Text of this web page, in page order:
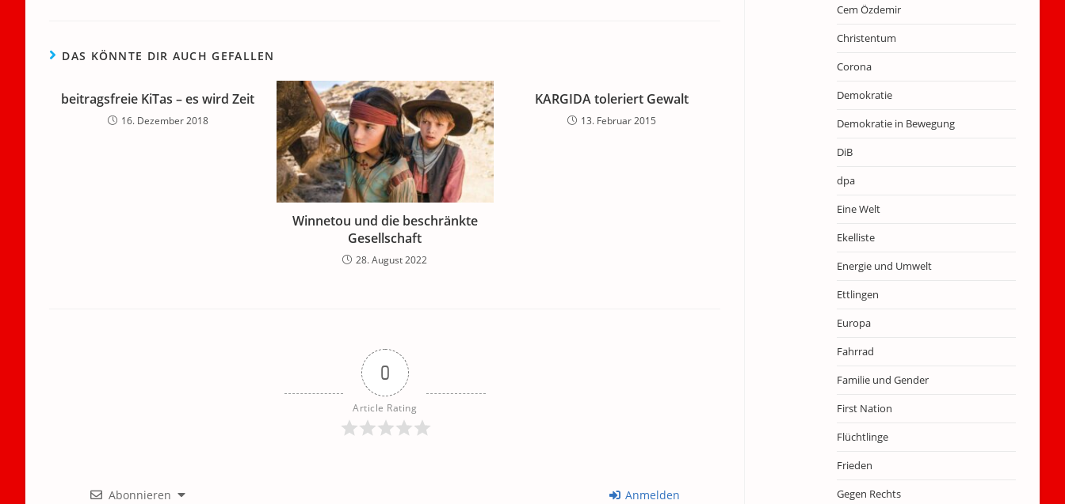
DAS KÖNNTE DIR AUCH GEFALLEN
beitragsfreie KiTas – es wird Zeit
16. Dezember 2018
Winnetou und die beschränkte
Gesellschaft
28. August 2022
KARGIDA toleriert Gewalt
13. Februar 2015
0
Article Rating
Abonnieren Anmelden
Cem Özdemir
Christentum
Corona
Demokratie
Demokratie in Bewegung
DiB
dpa
Eine Welt
Ekelliste
Energie und Umwelt
Ettlingen
Europa
Fahrrad
Familie und Gender
First Nation
Flüchtlinge
Frieden
Gegen Rechts